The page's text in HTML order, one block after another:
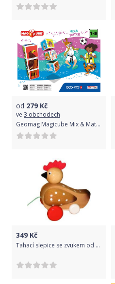
od 279 Kč
ve 3 obchodech
Geomag Magicube Mix & Match 6 kostek
349 Kč
Tahací slepice se zvukem od firmy Miva Vacov